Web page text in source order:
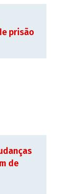
prisão
de